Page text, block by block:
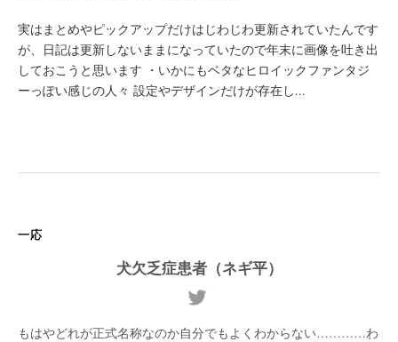
実はまとめやピックアップだけはじわじわ更新されていたんです
が、日記は更新しないままになっていたので年末に画像を吐き出
しておこうと思います ・いかにもベタなヒロイックファンタジ
ーっぽい感じの人々 設定やデザインだけが存在し...
一応
犬欠乏症患者（ネギ平）
もはやどれが正式名称なのか自分でもよくわからない…………わ